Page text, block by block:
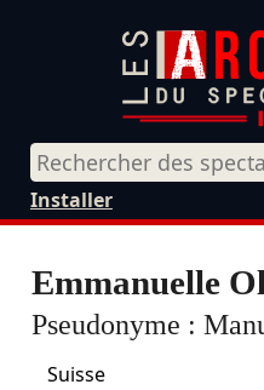
Installer
Emmanuelle
Pseudonyme :
Suisse